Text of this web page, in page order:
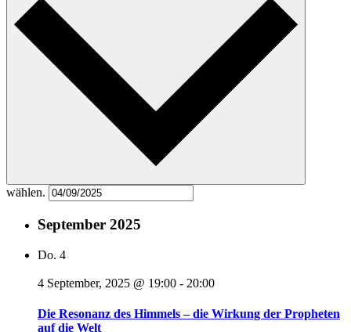
wählen.
September 2025
Do. 4
4 September, 2025 @ 19:00 - 20:00
Die Resonanz des Himmels – die Wirkung der Propheten
auf die Welt